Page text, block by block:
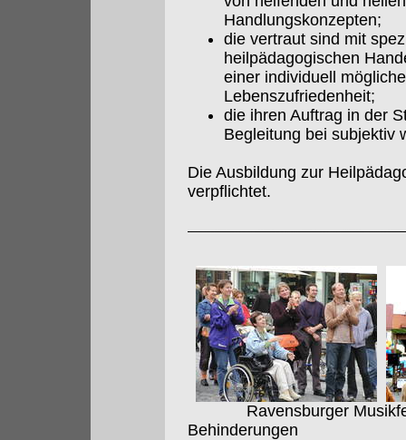
Handlungskonzepten;
die vertraut sind mit
heilpädagogischen
einer individuell
Lebenszufriedenheit;
die ihren Auftrag in der
Begleitung bei subjektiv
Die Ausbildung zur
verpflichtet.
Ravensburger Musikfest
Behinderungen